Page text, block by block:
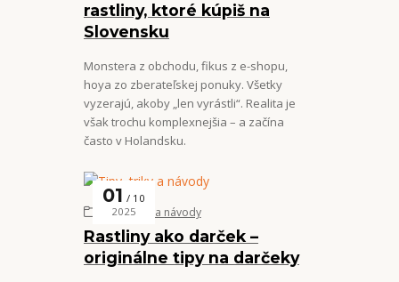
rastliny, ktoré kúpiš na
Slovensku
Monstera z obchodu, fikus z e-shopu,
hoya zo zberateľskej ponuky. Všetky
vyzerajú, akoby „len vyrástli“. Realita je
však trochu komplexnejšia – a začína
často v Holandsku.
Rastliny ako darček –
originálne tipy na darčeky
01
10
2025
Tipy, triky a návody